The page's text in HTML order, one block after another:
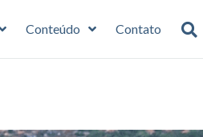
Conteúdo Contato